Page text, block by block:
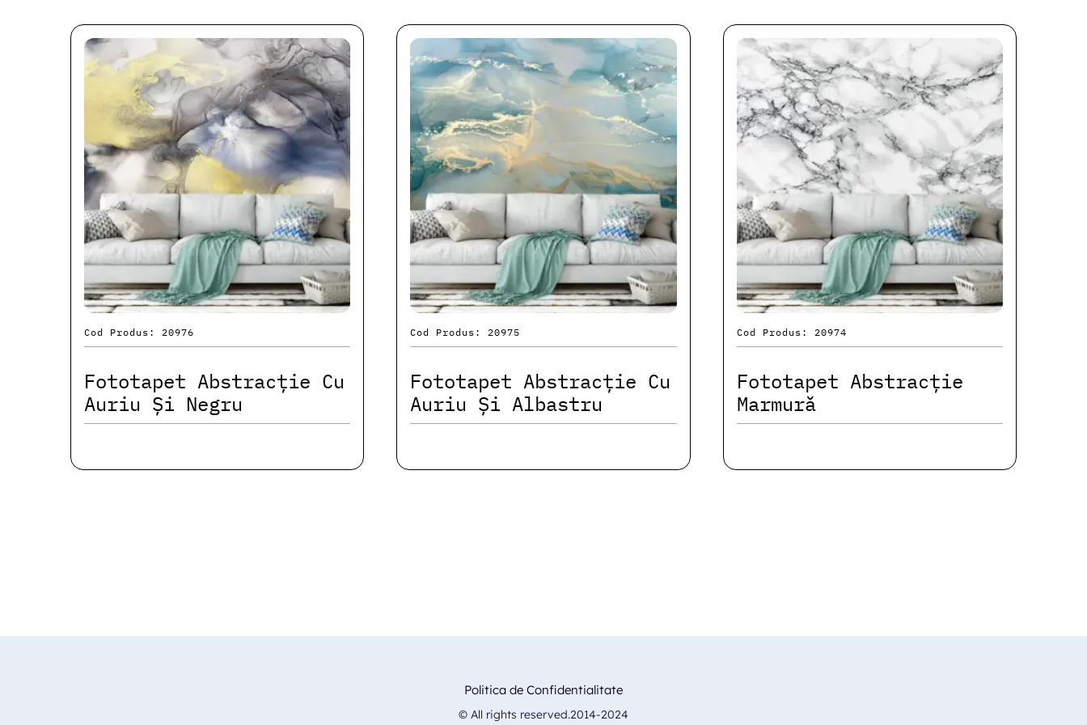
Cod Produs: 20976
Fototapet Abstracție Cu
Auriu Și Negru
Cod Produs: 20975
Fototapet Abstracție Cu
Auriu Și Albastru
Cod Produs: 20974
Fototapet Abstracție
Marmură
Politica de Confidentialitate
© All rights reserved.2014-2024